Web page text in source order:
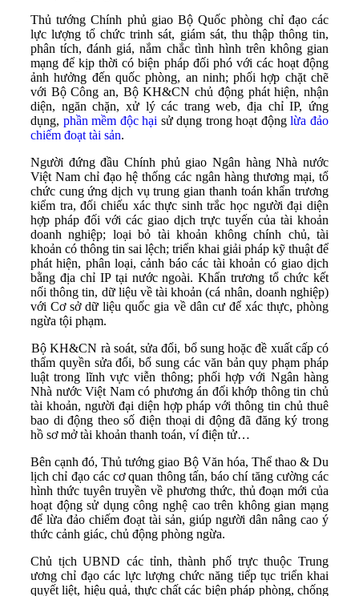
Thủ tướng Chính phủ giao Bộ Quốc phòng chỉ đạo các
lực lượng tổ chức trinh sát, giám sát, thu thập thông tin,
phân tích, đánh giá, nắm chắc tình hình trên không gian
mạng để kịp thời có biện pháp đối phó với các hoạt động
ảnh hưởng đến quốc phòng, an ninh; phối hợp chặt chẽ
với Bộ Công an, Bộ KH&CN chủ động phát hiện, nhận
diện, ngăn chặn, xử lý các trang web, địa chỉ IP, ứng
dụng, phần mềm độc hại sử dụng trong hoạt độnglừa đảo
chiếm đoạt tài sản.
Người đứng đầu Chính phủ giao Ngân hàng Nhà nước
Việt Nam chỉ đạo hệ thống các ngân hàng thương mại, tổ
chức cung ứng dịch vụ trung gian thanh toán khẩn trương
kiểm tra, đối chiếu xác thực sinh trắc học người đại diện
hợp pháp đối với các giao dịch trực tuyến của tài khoản
doanh nghiệp; loại bỏ tài khoản không chính chủ, tài
khoản có thông tin sai lệch; triển khai giải pháp kỹ thuật để
phát hiện, phân loại, cảnh báo các tài khoản có giao dịch
bằng địa chỉ IP tại nước ngoài. Khẩn trương tổ chức kết
nối thông tin, dữ liệu về tài khoản (cá nhân, doanh nghiệp)
với Cơ sở dữ liệu quốc gia về dân cư để xác thực, phòng
ngừa tội phạm.
Bộ KH&CN rà soát, sửa đổi, bổ sung hoặc đề xuất cấp có
thẩm quyền sửa đổi, bổ sung các văn bản quy phạm pháp
luật trong lĩnh vực viễn thông; phối hợp với Ngân hàng
Nhà nước Việt Nam có phương án đối khớp thông tin chủ
tài khoản, người đại diện hợp pháp với thông tin chủ thuê
bao di động theo số điện thoại di động đã đăng ký trong
hồ sơ mở tài khoản thanh toán, ví điện tử…
Bên cạnh đó, Thủ tướng giao Bộ Văn hóa, Thể thao & Du
lịch chỉ đạo các cơ quan thông tấn, báo chí tăng cường các
hình thức tuyên truyền về phương thức, thủ đoạn mới của
hoạt động sử dụng công nghệ cao trên không gian mạng
để lừa đảo chiếm đoạt tài sản, giúp người dân nâng cao ý
thức cảnh giác, chủ động phòng ngừa.
Chủ tịch UBND các tỉnh, thành phố trực thuộc Trung
ương chỉ đạo các lực lượng chức năng tiếp tục triển khai
quyết liệt, hiệu quả, thực chất các biện pháp phòng, chống